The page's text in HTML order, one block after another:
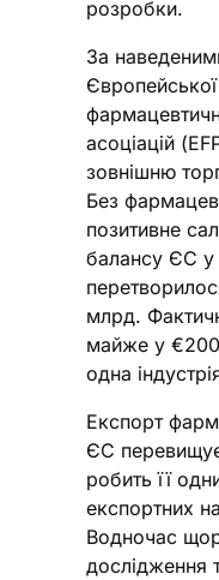
розробки.
За
асоціацій
зовнішню
Без
позитивне
балансу ЄС у
млрд.
майже у
одна
Експорт
ЄС
робить її
експортних
Водночас
дослідження